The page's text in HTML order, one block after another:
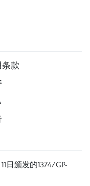
款
日颁发的1374/GP-